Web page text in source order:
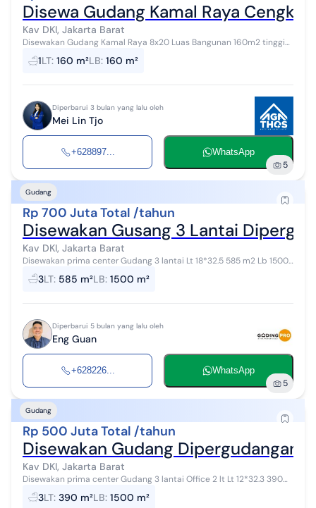
Disewa Gudang Kamal Raya
Kav DKI, Jakarta Barat
Disewakan Gudang Kamal Raya 8x20 Luas Bangunan 160m2 tinggi
Ceiling 7mtr kamar mandi sharing Listrik 1200 akses kontener 40ft
Parkiran sharing Ha...
1LT: 160 m²LB: 160 m²
Diperbarui 3 bulan yang lalu oleh
Mei Lin Tjo
+628897... WhatsApp
5
Gudang
Rp 700 Juta Total /tahun
Disewakan Gusang 3 Lantai
Kav DKI, Jakarta Barat
Disewakan prima center Gudang 3 lantai Lt 18*32.5 585 m2 Lb 1500
m2 Ada lift barang 2 ton Listrik 23.000 va Hadap utara timur Air
sumur Row 20 m2 H...
3LT: 585 m²LB: 1500 m²
Diperbarui 5 bulan yang lalu oleh
Eng Guan
+628226... WhatsApp
5
Gudang
Rp 500 Juta Total /tahun
Disewakan Gudang Dipergudangan
Kav DKI, Jakarta Barat
Disewakan prima center Gudang 3 lantai Office 2 lt Lt 12*32.3 390
m2 Lb 1500 m2 Tidak ada lift barang 2 ton Listrik 6.600 va Hadap
utara Air sumur...
3LT: 390 m²LB: 1500 m²